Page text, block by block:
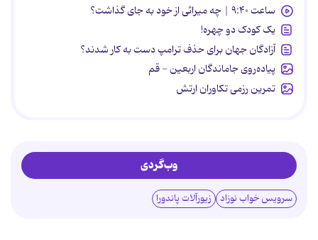
ساعت ۹:۴۰ | چه میراثی از خود به جای گذاشت؟
یک کودک دو چهره!
آزادگان جهان برای حذف ترامپ دست به کار شدند؟
پیاده‌روی جاماندگان اربعین - قم
تمرین رزمی تکاوران ارتش
وب‌گردی
سرویس خواب نوزاد زیورآلات پاندورا